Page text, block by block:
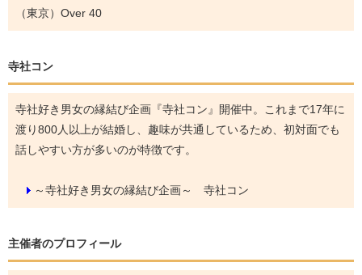
（東京）Over 40
寺社コン
寺社好き男女の縁結び企画『寺社コン』開催中。これまで17年に
渡り800人以上が結婚し、趣味が共通しているため、初対面でも
話しやすい方が多いのが特徴です。
～寺社好き男女の縁結び企画～ 寺社コン
主催者のプロフィール